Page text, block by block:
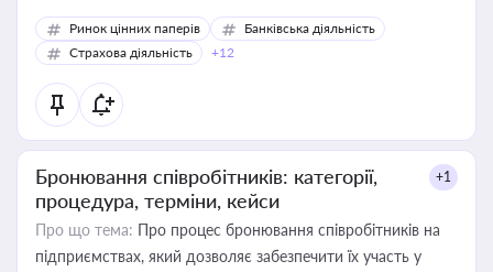
Ринок цінних паперів
Банківська діяльність
Страхова діяльність
+12
Бронювання співробітників: категорії,
процедура, терміни, кейси
+1
Про що тема: Про процес бронювання співробітників на
підприємствах, який дозволяє забезпечити їх участь у